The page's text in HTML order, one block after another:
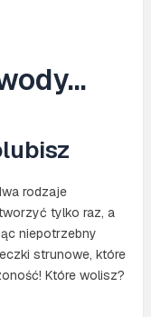
rodzaje
tylko raz, a
niepotrzebny
strunowe, które
Które wolisz?